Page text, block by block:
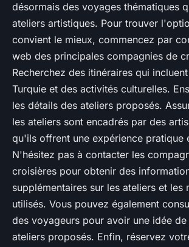
désormais des voyages thématiques
ateliers artistiques. Pour trouver
convient le mieux, commencez par
web des principales compagnies de
Recherchez des itinéraires qui
Turquie et des activités culturelles.
les détails des ateliers proposés.
les ateliers sont encadrés par des
qu'ils offrent une expérience pratique
N'hésitez pas à contacter les
croisières pour obtenir des
supplémentaires sur les ateliers et les
utilisés. Vous pouvez également
des voyageurs pour avoir une idée
ateliers proposés. Enfin, réservez